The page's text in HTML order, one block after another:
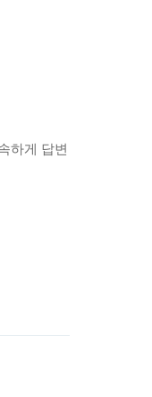
하게 답변